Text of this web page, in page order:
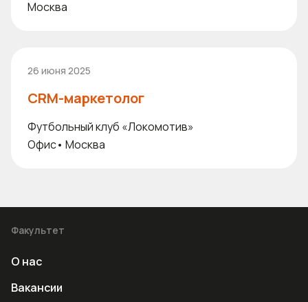
Москва
26 июня 2025
CRM-маркетолог
Футбольный клуб «Локомотив»
Офис• Москва
Факультет
О нас
Вакансии